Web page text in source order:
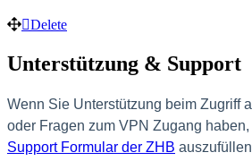
Delete
Unterstützung & Support
Wenn Sie Unterstützung beim Zugriff
oder Fragen zum VPN Zugang
Support Formular der ZHB